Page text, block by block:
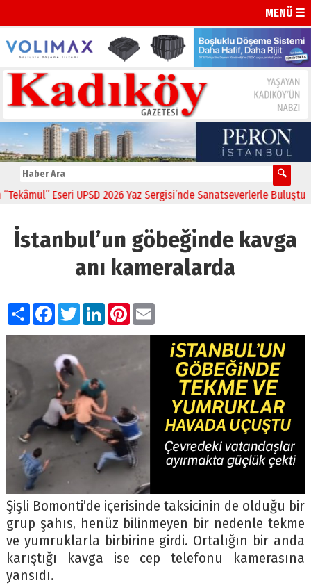
MENÜ ☰
Eseri UPSD 2026 Yaz Sergisi’nde Sanatseverlerle Buluştu
İstanbul’un göbeğinde kavga
anı kameralarda
PaylaşFacebook
TwitterLinkedIn
Pinterest
Email
Şişli Bomonti’de içerisinde taksicinin de olduğu bir
grup şahıs, henüz bilinmeyen bir nedenle tekme
ve yumruklarla birbirine girdi. Ortalığın bir anda
karıştığı kavga ise cep telefonu kamerasına
yansıdı.